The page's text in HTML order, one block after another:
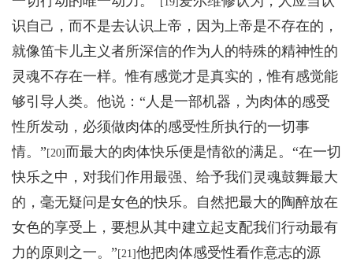
识自己，而不是去认识上帝，因为上帝是不存在的，
就像笛卡儿主义者所深信的作为人的特殊的精神性的
灵魂不存在一样。惟有感觉才是真实的，惟有感觉能
够引导人类。他说：“人是一部机器，为肉体的感受
性所发动，必须做肉体的感受性所执行的一切事
情。” [20]而最大的肉体快乐便是情欲的满足。“在一切
快乐之中，对我们作用最强、给予我们灵魂鼓舞最大
的，毫无疑问是女色的快乐。自然把最大的陶醉放在
女色的享受上，要想从其中建立起支配我们行动最有
力的原则之一。” [21]他把肉体感受性看作意志的源